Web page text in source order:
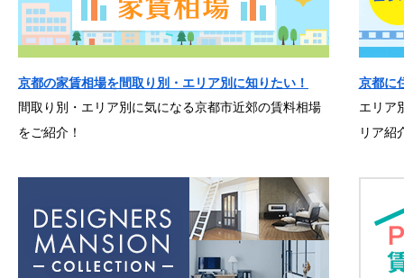
京都の家賃相場を間取り別・エリア別に知りたい！
間取り別・エリア別に気になる京都市近郊の賃料相場
をご紹介！
京都に
エリア
リア紹